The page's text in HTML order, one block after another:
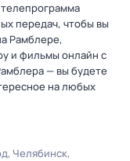
передач, чтобы вы
Рамблере,
и фильмы онлайн с
— вы будете
на любых
Челябинск